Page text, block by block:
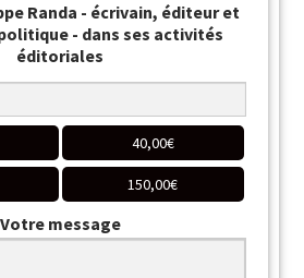
Randa - écrivain, éditeur et
- dans ses activités
éditoriales
40,00€
150,00€
Votre message